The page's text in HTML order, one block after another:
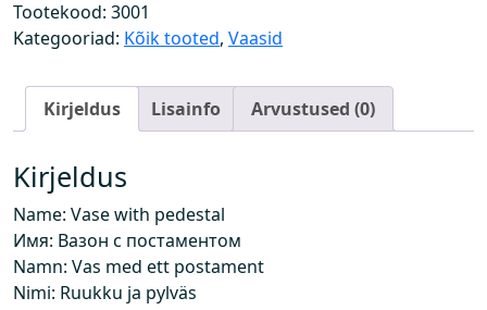
o
s
e
n
d
i
g
a
k
Tootekood: 3001
Kategooriad: Kõik tooted, Vaasid
Kirjeldus Lisainfo Arvustused (0)
Kirjeldus
Name: Vase with pedestal
Имя: Вазон с постаментом
Namn: Vas med ett postament
Nimi: Ruukku ja pylväs